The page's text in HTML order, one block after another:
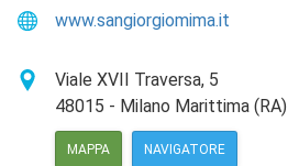
www.sangiorgiomima.it
Viale XVII Traversa, 5
48015 - Milano Marittima (RA)
MAPPA NAVIGATORE